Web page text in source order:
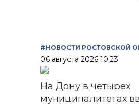
#НОВОСТИ РОСТОВСКОЙ
06 августа 2026 10:23
На Дону в четырех
муниципалитетах